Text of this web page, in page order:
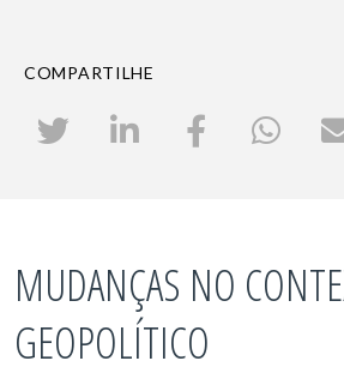
COMPARTILHE
MUDANÇAS NO
GEOPOLÍTICO